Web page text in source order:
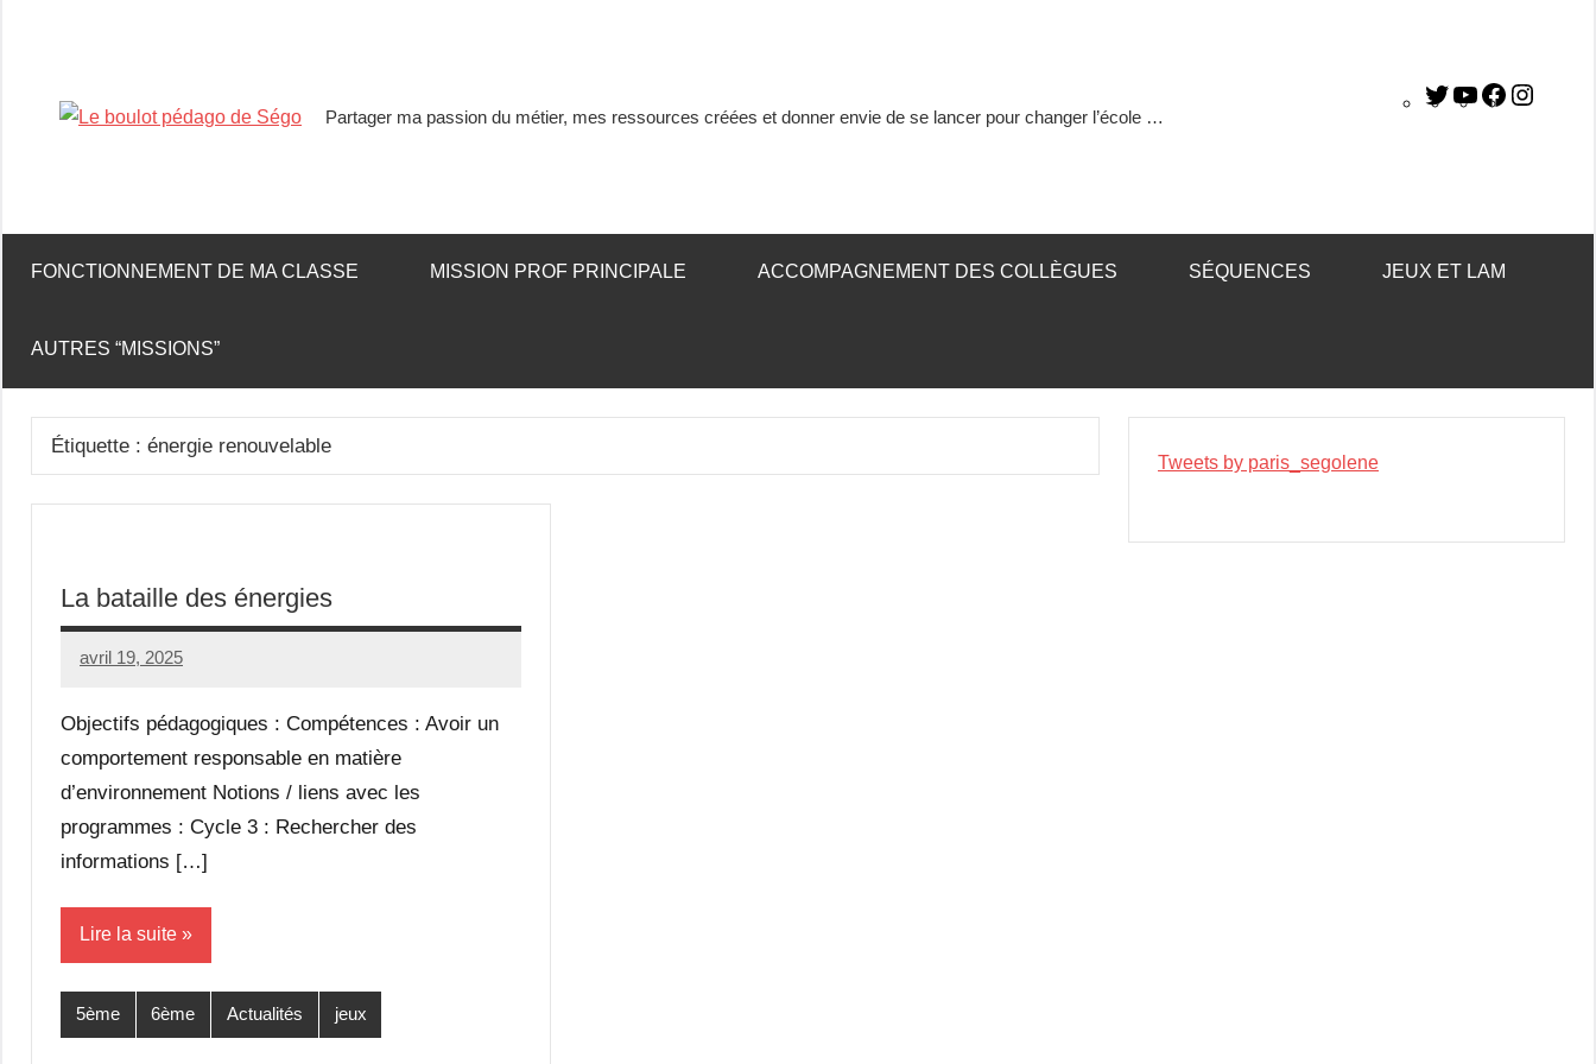
pédago
Ségo
Partager ma passion du métier, mes ressources créées et donner envie de se lancer pour changer l’école …
FONCTIONNEMENT DE MA CLASSE MISSION PROF PRINCIPALE ACCOMPAGNEMENT DES COLLÈGUES SÉQUENCES JEUX ET LAM
AUTRES “MISSIONS”
Étiquette : énergie renouvelable
La bataille des énergies
avril 19, 2025
Seg0_La_Vraie
2
Objectifs pédagogiques : Compétences : Avoir un
comportement responsable en matière
d’environnement Notions / liens avec les
programmes : Cycle 3 : Rechercher des
informations […]
Lire la suite
5ème 6ème Actualités jeux
Tweets by paris_segolene